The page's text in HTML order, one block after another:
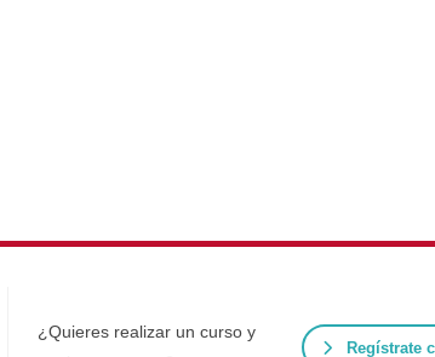
¿Quieres realizar un curso y
Regístrate